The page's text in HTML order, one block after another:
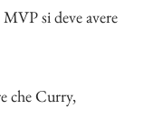
si deve avere
che Curry,